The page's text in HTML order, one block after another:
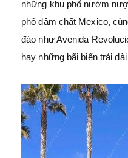
những khu phố nườm
phố đậm chất Mexico,
đáo như Avenida
hay những bãi biển trải